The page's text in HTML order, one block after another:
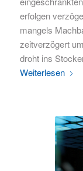
erfolgen
mangels
zeitverzögert
droht ins
Weiterlesen